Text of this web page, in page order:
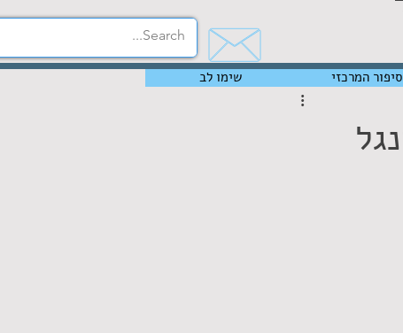
שימו לב המרכזי